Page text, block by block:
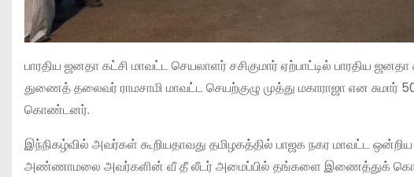
பாரதிய ஜனதா கட்சி மாவட்ட செயலாளர் சசிகுமார் ஏற்பாட்டில் பாரதிய
துணைத் தலைவர் ராமசாமி மாவட்ட செயற்குழு முத்து மகாராஜா என
கொண்டனர்.
இந்நிகழ்வில் அவர்கள் கூறியதாவது தமிழகத்தில் பாஜக நகர மாவட்ட
அண்ணாமலை அவர்களின் வீ தீ லீடர் அமைப்பில் தங்களை இணைத்துக்